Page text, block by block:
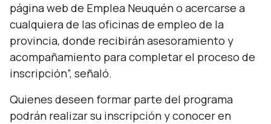
página web de Emplea Neuquén o acercarse a
cualquiera de las oficinas de empleo de la
provincia, donde recibirán asesoramiento y
acompañamiento para completar el proceso de
inscripción”, señaló.
Quienes deseen formar parte del programa
podrán realizar su inscripción y conocer en